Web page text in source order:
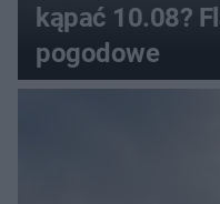
kąpać 10.08?
pogodowe